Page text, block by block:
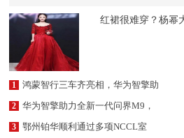
红裙很难穿？杨幂
1 鸿蒙智行三车齐亮相，华为智擎助
2 华为智擎助力全新一代问界M9，
3 鄂州铂华顺利通过多项NCCL室